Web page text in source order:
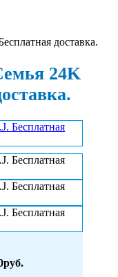
доставка.
24K